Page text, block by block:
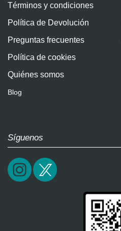
Términos y condiciones
Política de Devolución
Preguntas frecuentes
Política de cookies
Quiénes somos
Blog
Síguenos